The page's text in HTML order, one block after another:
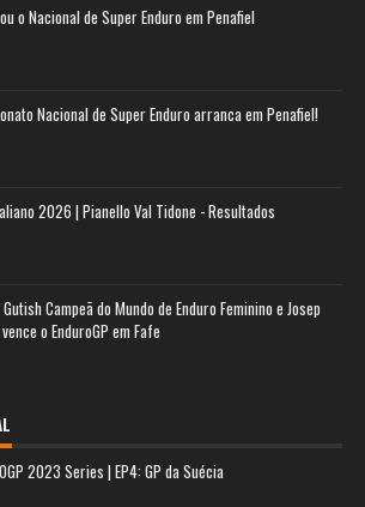
o Nacional de Super Enduro em Penafiel
Nacional de Super Enduro arranca em Penafiel!
2026 | Pianello Val Tidone - Resultados
Campeã do Mundo de Enduro Feminino e Josep
o EnduroGP em Fafe
2023 Series | EP4: GP da Suécia